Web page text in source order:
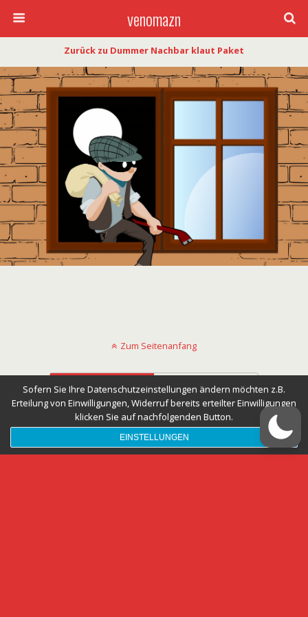
venomazn
Zurück zu Dummer Nachbar klaut Paket
Zum Seitenanfang
Sofern Sie Ihre Datenschutzeinstellungen ändern möchten z.B.
Erteilung von Einwilligungen, Widerruf bereits erteilter Einwilligungen
klicken Sie auf nachfolgenden Button.
EINSTELLUNGEN